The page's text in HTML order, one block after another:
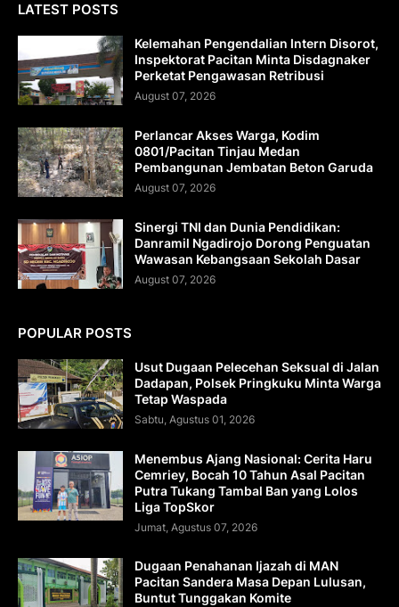
LATEST POSTS
Kelemahan Pengendalian Intern Disorot,
Inspektorat Pacitan Minta Disdagnaker
Perketat Pengawasan Retribusi
August 07, 2026
Perlancar Akses Warga, Kodim
0801/Pacitan Tinjau Medan
Pembangunan Jembatan Beton Garuda
August 07, 2026
Sinergi TNI dan Dunia Pendidikan:
Danramil Ngadirojo Dorong Penguatan
Wawasan Kebangsaan Sekolah Dasar
August 07, 2026
POPULAR POSTS
Usut Dugaan Pelecehan Seksual di Jalan
Dadapan, Polsek Pringkuku Minta Warga
Tetap Waspada
Sabtu, Agustus 01, 2026
Menembus Ajang Nasional: Cerita Haru
Cemriey, Bocah 10 Tahun Asal Pacitan
Putra Tukang Tambal Ban yang Lolos
Liga TopSkor
Jumat, Agustus 07, 2026
Dugaan Penahanan Ijazah di MAN
Pacitan Sandera Masa Depan Lulusan,
Buntut Tunggakan Komite